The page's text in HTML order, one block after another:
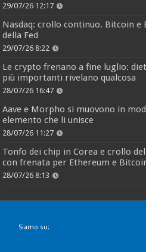
29/07/26 12:17
Nasdaq: crollo continuo. Bitcoin e
della Fed
29/07/26 8:22
Le crypto frenano a fine luglio:
più importanti rivelano qualcosa
28/07/26 16:47
Aave e Morpho si muovono in
elemento che li unisce
28/07/26 11:27
Tonfo dei chip in Corea e crollo
con frenata per Ethereum e
28/07/26 8:13
Siamo su: